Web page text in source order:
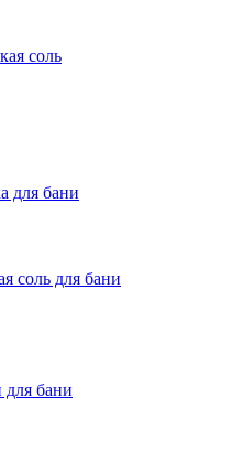
соль
для бани
соль для бани
для бани